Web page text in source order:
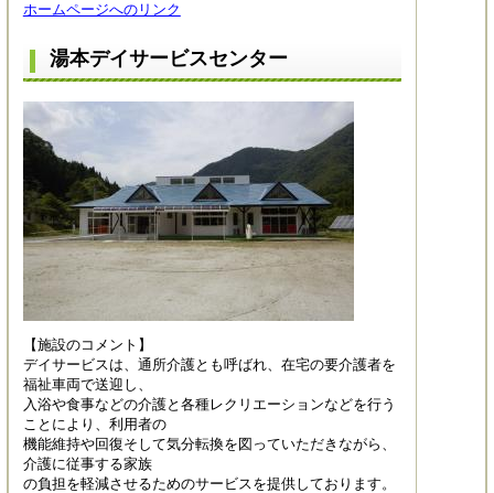
ホームページへのリンク
湯本デイサービスセンター
【施設のコメント】
デイサービスは、通所介護とも呼ばれ、在宅の要介護者を
福祉車両で送迎し、
入浴や食事などの介護と各種レクリエーションなどを行う
ことにより、利用者の
機能維持や回復そして気分転換を図っていただきながら、
介護に従事する家族
の負担を軽減させるためのサービスを提供しております。